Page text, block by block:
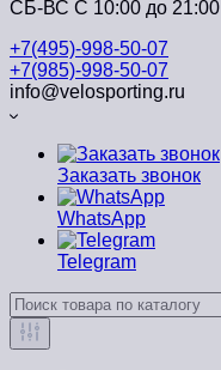
СБ-ВС С 10:00 до 21:00
+7(495)-998-50-07
+7(985)-998-50-07
info@velosporting.ru
Заказать звонок
WhatsApp
Telegram